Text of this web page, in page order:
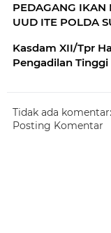
PEDAGANG IKAN
UUD ITE POLDA
Kasdam XII/Tpr
Pengadilan
Tidak ada komentar:
Posting Komentar